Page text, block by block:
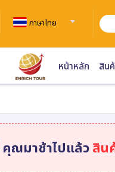
ภาษาไทย
หน้าหลัก สิน
คุณมาช้าไปแล้ว สิน